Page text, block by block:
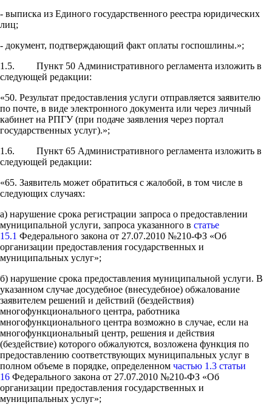
- выписка из Единого государственного реестра юридических
лиц;
- документ, подтверждающий факт оплаты госпошлины.»;
1.5. Пункт 50 Административного регламента изложить в
следующей редакции:
«50. Результат предоставления услуги отправляется заявителю
по почте, в виде электронного документа или через личный
кабинет на РПГУ (при подаче заявления через портал
государственных услуг).»;
1.6. Пункт 65 Административного регламента изложить в
следующей редакции:
«65. Заявитель может обратиться с жалобой, в том числе в
следующих случаях:
а) нарушение срока регистрации запроса о предоставлении
муниципальной услуги, запроса указанного в статье
15.1 Федерального закона от 27.07.2010 №210-ФЗ «Об
организации предоставления государственных и
муниципальных услуг»;
б) нарушение срока предоставления муниципальной услуги. В
указанном случае досудебное (внесудебное) обжалование
заявителем решений и действий (бездействия)
многофункционального центра, работника
многофункционального центра возможно в случае, если на
многофункциональный центр, решения и действия
(бездействие) которого обжалуются, возложена функция по
предоставлению соответствующих муниципальных услуг в
полном объеме в порядке, определенном частью 1.3 статьи
16 Федерального закона от 27.07.2010 №210-ФЗ «Об
организации предоставления государственных и
муниципальных услуг»;